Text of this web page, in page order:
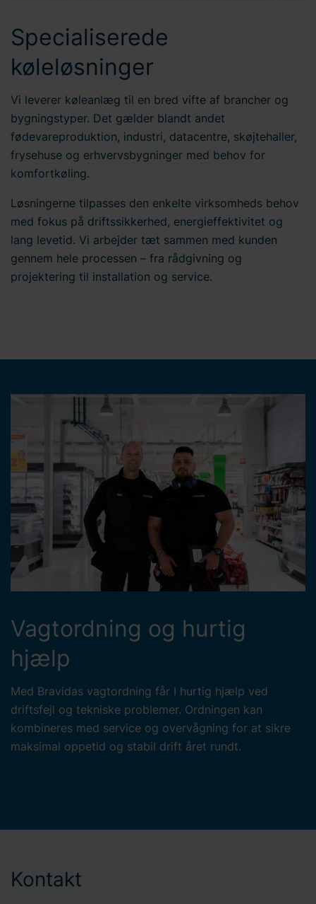
Specialiserede
køleløsninger
Vi leverer køleanlæg til en bred vifte af brancher og
bygningstyper. Det gælder blandt andet
fødevareproduktion, industri, datacentre, skøjtehaller,
frysehuse og erhvervsbygninger med behov for
komfortkøling.
Løsningerne tilpasses den enkelte virksomheds behov
med fokus på driftssikkerhed, energieffektivitet og
lang levetid. Vi arbejder tæt sammen med kunden
gennem hele processen – fra rådgivning og
projektering til installation og service.
Vagtordning og hurtig
hjælp
Med Bravidas vagtordning får I hurtig hjælp ved
driftsfejl og tekniske problemer. Ordningen kan
kombineres med service og overvågning for at sikre
maksimal oppetid og stabil drift året rundt.
Kontakt